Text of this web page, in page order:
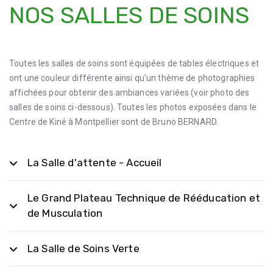
NOS SALLES DE SOINS
Toutes les salles de soins sont équipées de tables électriques et
ont une couleur différente ainsi qu’un thème de photographies
affichées pour obtenir des ambiances variées (voir photo des
salles de soins ci-dessous). Toutes les photos exposées dans le
Centre de Kiné à Montpellier sont de Bruno BERNARD.
La Salle d'attente - Accueil
Le Grand Plateau Technique de Rééducation et
de Musculation
La Salle de Soins Verte